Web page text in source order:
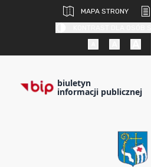
MAPA STRONY
biuletyn
informacji publicznej